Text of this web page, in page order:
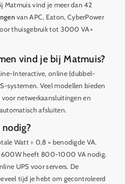
Matmuis vind je meer dan 42
van APC, Eaton, CyberPower
thuisgebruik tot 3000 VA+
vind je bij Matmuis?
Interactive, online (dubbel-
systemen. Veel modellen bieden
netwerkaansluitingen en
afsluiten.
Watt ÷ 0,8 = benodigde VA.
heeft 800-1000 VA nodig.
UPS voor servers. De
tijd je hebt om gecontroleerd